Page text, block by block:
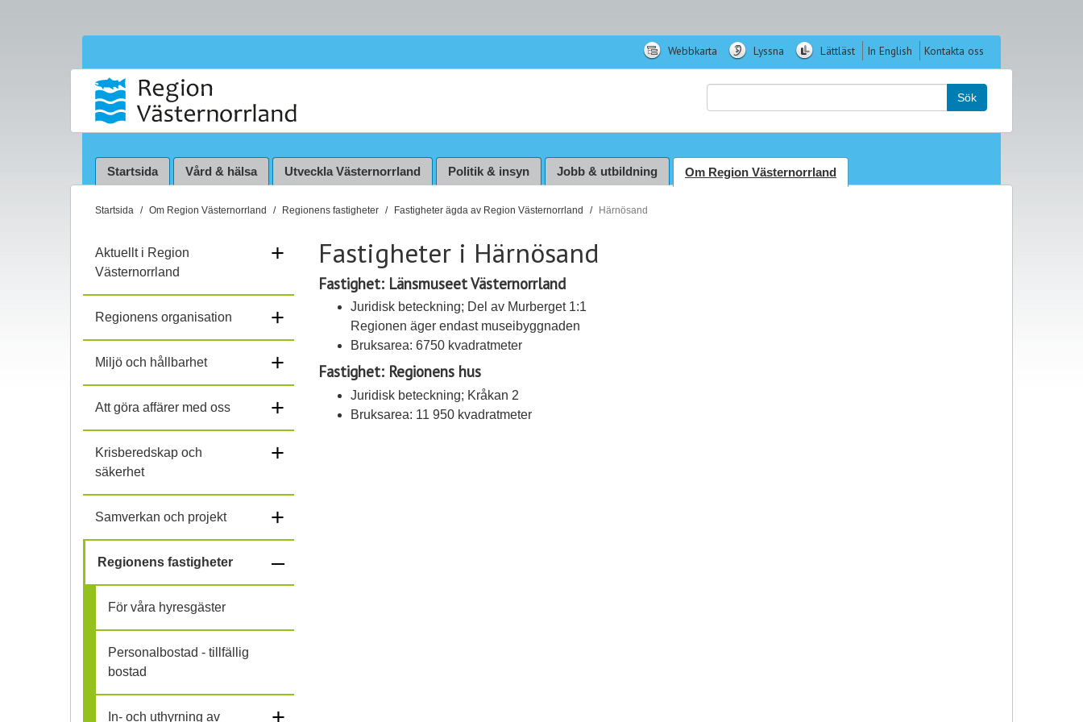
Webbkarta Lyssna Lättläst In English Kontakta oss
Sök
Startsida Vård & hälsa Utveckla Västernorrland Politik & insyn Jobb & utbildning Om Region Västernorrland
D
ä
r
h
ä
r
:
Startsida Om Region Västernorrland Regionens fastigheter Fastigheter ägda av Region Västernorrland Härnösand
Aktuellt i Region
Västernorrland
+
Regionens organisation +
Miljö och hållbarhet +
Att göra affärer med oss +
Krisberedskap och
säkerhet
+
Samverkan och projekt +
Regionens fastigheter
–
ä
l
För våra hyresgäster
Personalbostad - tillfällig
bostad
In- och uthyrning av
+
Fastigheter i Härnösand
Fastighet: Länsmuseet Västernorrland
Juridisk beteckning; Del av Murberget 1:1
Regionen äger endast museibyggnaden
Bruksarea: 6750 kvadratmeter
Fastighet: Regionens hus
Juridisk beteckning; Kråkan 2
Bruksarea: 11 950 kvadratmeter